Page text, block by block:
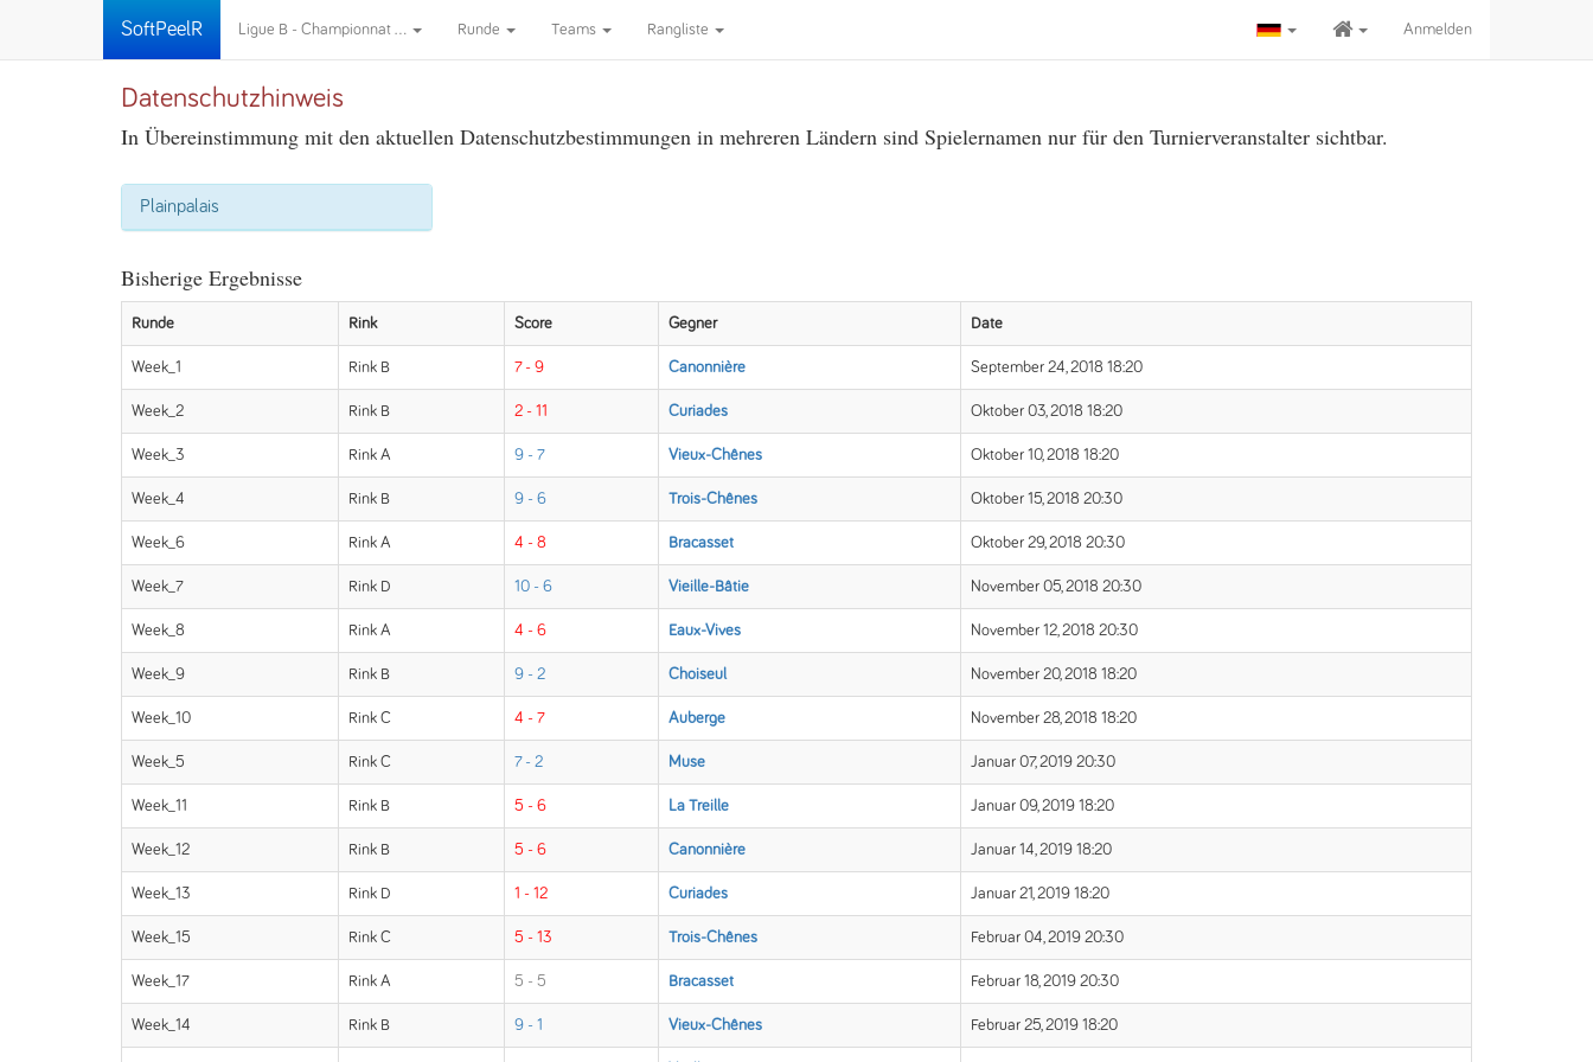
SoftPeelR Ligue B - Championnat ... Runde Teams Rangliste Anmelden
Datenschutzhinweis
In Übereinstimmung mit den aktuellen Datenschutzbestimmungen in mehreren Ländern sind Spielernamen nur für den Turnierveranstalter sichtbar.
Plainpalais
Bisherige Ergebnisse
Runde Rink Score Gegner Date
Week_1 Rink B 7 - 9 Canonnière September 24, 2018 18:20
Week_2 Rink B 2 - 11 Curiades Oktober 03, 2018 18:20
Week_3 Rink A 9 - 7 Vieux-Chênes Oktober 10, 2018 18:20
Week_4 Rink B 9 - 6 Trois-Chênes Oktober 15, 2018 20:30
Week_6 Rink A 4 - 8 Bracasset Oktober 29, 2018 20:30
Week_7 Rink D 10 - 6 Vieille-Bâtie November 05, 2018 20:30
Week_8 Rink A 4 - 6 Eaux-Vives November 12, 2018 20:30
Week_9 Rink B 9 - 2 Choiseul November 20, 2018 18:20
Week_10 Rink C 4 - 7 Auberge November 28, 2018 18:20
Week_5 Rink C 7 - 2 Muse Januar 07, 2019 20:30
Week_11 Rink B 5 - 6 La Treille Januar 09, 2019 18:20
Week_12 Rink B 5 - 6 Canonnière Januar 14, 2019 18:20
Week_13 Rink D 1 - 12 Curiades Januar 21, 2019 18:20
Week_15 Rink C 5 - 13 Trois-Chênes Februar 04, 2019 20:30
Week_17 Rink A 5 - 5 Bracasset Februar 18, 2019 20:30
Week_14 Rink B 9 - 1 Vieux-Chênes Februar 25, 2019 18:20